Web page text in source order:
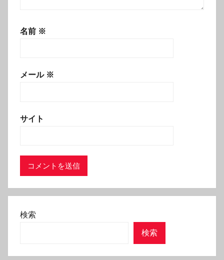
名前 ※
メール ※
サイト
検索
検索